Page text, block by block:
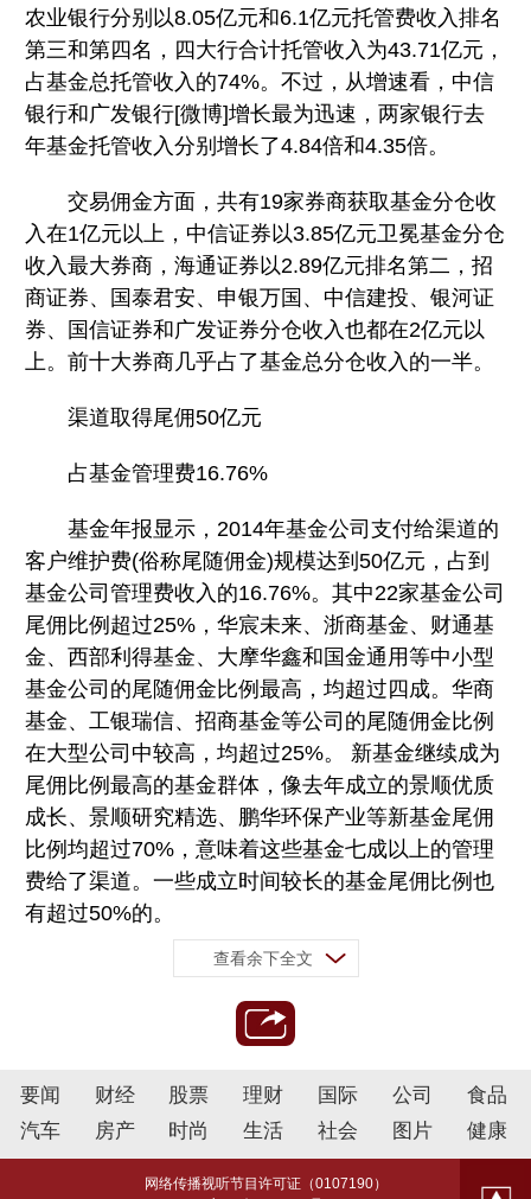
农业银行分别以8.05亿元和6.1亿元托管费收入排名
第三和第四名，四大行合计托管收入为43.71亿元，
占基金总托管收入的74%。不过，从增速看，中信
银行和广发银行[微博]增长最为迅速，两家银行去
年基金托管收入分别增长了4.84倍和4.35倍。
交易佣金方面，共有19家券商获取基金分仓收
入在1亿元以上，中信证券以3.85亿元卫冕基金分仓
收入最大券商，海通证券以2.89亿元排名第二，招
商证券、国泰君安、申银万国、中信建投、银河证
券、国信证券和广发证券分仓收入也都在2亿元以
上。前十大券商几乎占了基金总分仓收入的一半。
渠道取得尾佣50亿元
占基金管理费16.76%
基金年报显示，2014年基金公司支付给渠道的
客户维护费(俗称尾随佣金)规模达到50亿元，占到
基金公司管理费收入的16.76%。其中22家基金公司
尾佣比例超过25%，华宸未来、浙商基金、财通基
金、西部利得基金、大摩华鑫和国金通用等中小型
基金公司的尾随佣金比例最高，均超过四成。华商
基金、工银瑞信、招商基金等公司的尾随佣金比例
在大型公司中较高，均超过25%。 新基金继续成为
尾佣比例最高的基金群体，像去年成立的景顺优质
成长、景顺研究精选、鹏华环保产业等新基金尾佣
比例均超过70%，意味着这些基金七成以上的管理
费给了渠道。一些成立时间较长的基金尾佣比例也
有超过50%的。
查看余下全文
要闻 财经 股票 理财 国际 公司
食品
汽车
房产 时尚 生活 社会 图片 健康
网络传播视听节目许可证（0107190）